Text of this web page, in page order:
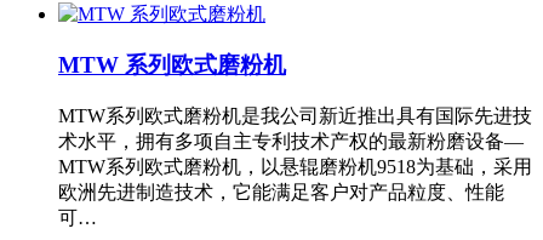
MTW 系列欧式磨粉机
MTW系列欧式磨粉机是我公司新近推出具有国际先进技
术水平，拥有多项自主专利技术产权的最新粉磨设备—
MTW系列欧式磨粉机，以悬辊磨粉机9518为基础，采用
欧洲先进制造技术，它能满足客户对产品粒度、性能
可…